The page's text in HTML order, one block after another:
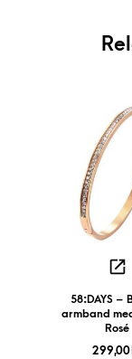
58:DAYS –
armband
Rosé
299,00